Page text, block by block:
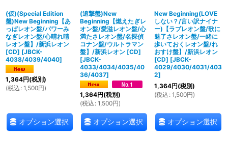
(仮)(Special Edition
盤)New Beginning【あ
っぱレオン盤/パワーみ
なぎレオン盤/心晴れ晴
レオン盤】/新浜レオン
[CD] [JBCK-
4038/4039/4040]
1,364円(税別)
(税込 : 1,500円)
オプション選択
(追撃盤)New
Beginning【燃えたぎレ
オン盤/愛溢レオン盤/心
満たさレオン盤/名探偵
コナン盤/ウルトラマン
盤】/新浜レオン [CD]
[JBCK-
4033/4034/4035/40
36/4037]
1,364円(税別)
(税込 : 1,500円)
オプション選択
New Beginning(LOVE
しない？/言い訳ナイナ
ー)【ラブレオン盤/歌に
魅了さレオン盤/一緒に
歩いておくレオン盤/れ
おすけ盤】/新浜レオン
[CD] [JBCK-
4029/4030/4031/403
2]
1,364円(税別)
(税込 : 1,500円)
オプション選択